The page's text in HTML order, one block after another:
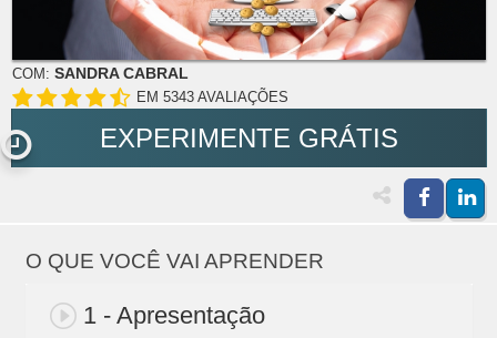
COM: SANDRA CABRAL
EM 5343 AVALIAÇÕES
EXPERIMENTE GRÁTIS
O QUE VOCÊ VAI APRENDER
1 - Apresentação